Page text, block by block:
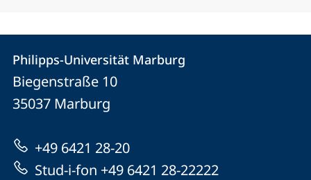
Kontakt
und
Informationen
zur
Website
Kontaktinformationen
Philipps-
Universität
Marburg
Philipps-Universität Marburg
Biegenstraße 10
35037 Marburg
+49 6421 28-20
Stud-i-fon +49 6421 28-22222